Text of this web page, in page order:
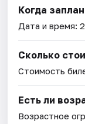
Когда
Дата и время:
Сколько
Стоимость
Есть ли
Возрастное